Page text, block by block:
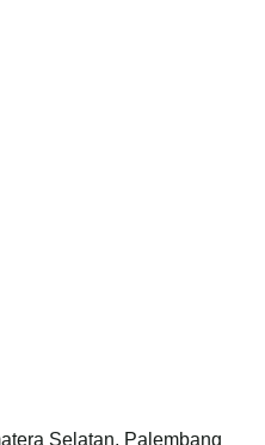
Selatan, Palembang